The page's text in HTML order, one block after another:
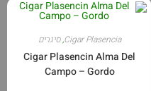
Cigar Plasencia
,סיגרים
Cigar Plasencin Alma Del
Campo – Gordo